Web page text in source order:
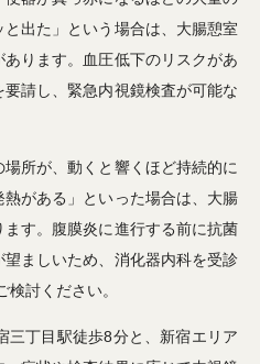
出た」という場合は、大腸憩室
ります。血圧低下のリスクがあ
請し、緊急内視鏡検査が可能な
場所が、動くと響くほど持続的に
がある」といった場合は、大腸
す。腹膜炎に進行する前に抗菌
ましいため、消化器内科を受診
討ください。
三丁目駅徒歩8分と、新宿エリア